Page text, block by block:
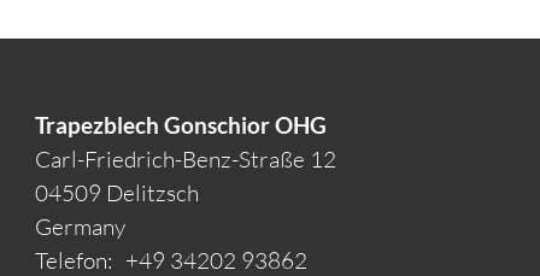
Trapezblech Gonschior OHG
Carl-Friedrich-Benz-Straße 12
04509 Delitzsch
Germany
Telefon: +49 34202 93862